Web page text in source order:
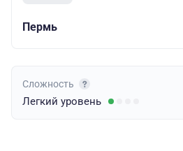
Пермь
Сложность
Легкий уровень